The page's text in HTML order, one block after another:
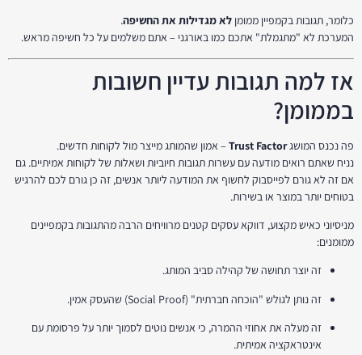
כלומר, תגובות בקמפיין ממומן לא מגדילות את החשיפה.
המערכת לא "מתגמלת" אתכם כמו באורגני – אתם משלמים על כל חשיפה מראש.
אז למה תגובות עדיין חשובות
בממומן?
פה נכנס המושגTrust Factor – אמון שהמותג מייצר מול לקוחות חדשים.
נניח שאתם רואים מודעה עם עשרות תגובות חיוביות ושאלות של לקוחות אמיתיים. גם
אם זה לא גורם לפייסבוק לחשוף את המודעה ליותר אנשים, זה כן גורם לכם להרגיש
בטוחים יותר במוצר או בשירות.
מניסיוני כאיש מקצוע, דווקא עסקים קטנים מרוויחים הרבה מהתגובות בקמפיינים
ממומנים:
זה יוצר תחושה של קהילה סביב המותג.
זה נותן לגולש "הוכחה חברתית" (Social Proof) שהעסק אמין.
זה מעלה את אחוזי ההמרה, כי אנשים נוטים לסמוך יותר על פרסומת עם
אינטראקציה אמיתית.